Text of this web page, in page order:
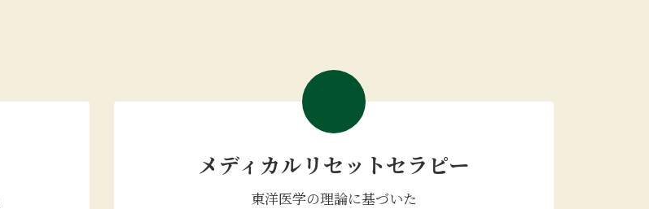
メディカルリセットセラピー
東洋医学の理論に基づいた